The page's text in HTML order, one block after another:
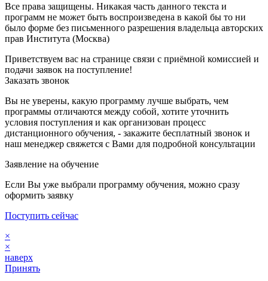
Все права защищены. Никакая часть данного текста и
программ не может быть воспроизведена в какой бы то ни
было форме без письменного разрешения владельца авторских
прав Института (Москва)
Приветствуем вас на странице связи с приёмной комиссией и
подачи заявок на поступление!
Заказать звонок
Вы не уверены, какую программу лучше выбрать, чем
программы отличаются между собой, хотите уточнить
условия поступления и как организован процесс
дистанционного обучения, - закажите бесплатный звонок и
наш менеджер свяжется с Вами для подробной консультации
Заявление на обучение
Если Вы уже выбрали программу обучения, можно сразу
оформить заявку
Поступить сейчас
×
×
наверх
Принять